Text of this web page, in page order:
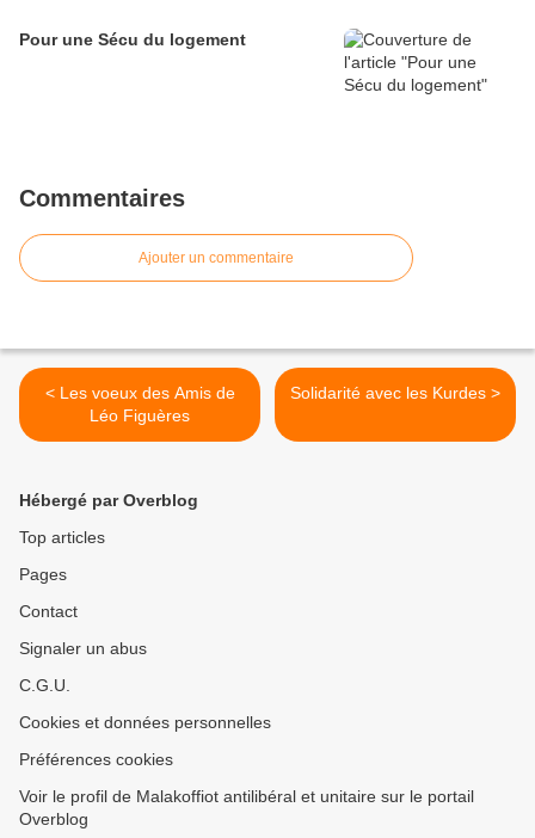
Pour une Sécu du logement
Commentaires
Ajouter un commentaire
< Les voeux des Amis de
Léo Figuères
Solidarité avec les Kurdes >
Hébergé par Overblog
Top articles
Pages
Contact
Signaler un abus
C.G.U.
Cookies et données personnelles
Préférences cookies
Voir le profil de Malakoffiot antilibéral et unitaire sur le portail
Overblog